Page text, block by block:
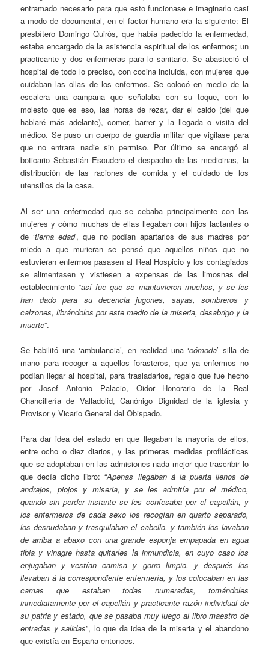
entramado necesario para que esto funcionase e imaginarlo casi
a modo de documental, en el factor humano era la siguiente: El
presbítero Domingo Quirós, que había padecido la enfermedad,
estaba encargado de la asistencia espiritual de los enfermos; un
practicante y dos enfermeras para lo sanitario. Se abasteció el
hospital de todo lo preciso, con cocina incluida, con mujeres que
cuidaban las ollas de los enfermos. Se colocó en medio de la
escalera una campana que señalaba con su toque, con lo
molesto que es eso, las horas de rezar, dar el caldo (del que
hablaré más adelante), comer, barrer y la llegada o visita del
médico. Se puso un cuerpo de guardia militar que vigilase para
que no entrara nadie sin permiso. Por último se encargó al
boticario Sebastián Escudero el despacho de las medicinas, la
distribución de las raciones de comida y el cuidado de los
utensilios de la casa.
Al ser una enfermedad que se cebaba principalmente con las
mujeres y cómo muchas de ellas llegaban con hijos lactantes o
de ‘tierna edad’, que no podían apartarlos de sus madres por
miedo a que murieran se pensó que aquellos niños que no
estuvieran enfermos pasasen al Real Hospicio y los contagiados
se alimentasen y vistiesen a expensas de las limosnas del
establecimiento “así fue que se mantuvieron muchos, y se les
han dado para su decencia jugones, sayas, sombreros y
calzones, librándolos por este medio de la miseria, desabrigo y la
muerte”.
Se habilitó una ‘ambulancia’, en realidad una ‘cómoda’ silla de
mano para recoger a aquellos forasteros, que ya enfermos no
podían llegar al hospital, para trasladarlos, regalo que fue hecho
por Josef Antonio Palacio, Oidor Honorario de la Real
Chancillería de Valladolid, Canónigo Dignidad de la iglesia y
Provisor y Vicario General del Obispado.
Para dar idea del estado en que llegaban la mayoría de ellos,
entre ocho o diez diarios, y las primeras medidas profilácticas
que se adoptaban en las admisiones nada mejor que trascribir lo
que decía dicho libro: “Apenas llegaban á la puerta llenos de
andrajos, piojos y miseria, y se les admitía por el médico,
quando sin perder instante se les confesaba por el capellán, y
los enfermeros de cada sexo los recogían en quarto separado,
los desnudaban y trasquilaban el cabello, y también los lavaban
de arriba a abaxo con una grande esponja empapada en agua
tibia y vinagre hasta quitarles la inmundicia, en cuyo caso los
enjugaban y vestían camisa y gorro limpio, y después los
llevaban á la correspondiente enfermería, y los colocaban en las
camas que estaban todas numeradas, tomándoles
inmediatamente por el capellán y practicante razón individual de
su patria y estado, que se pasaba muy luego al libro maestro de
entradas y salidas”, lo que da idea de la miseria y el abandono
que existía en España entonces.